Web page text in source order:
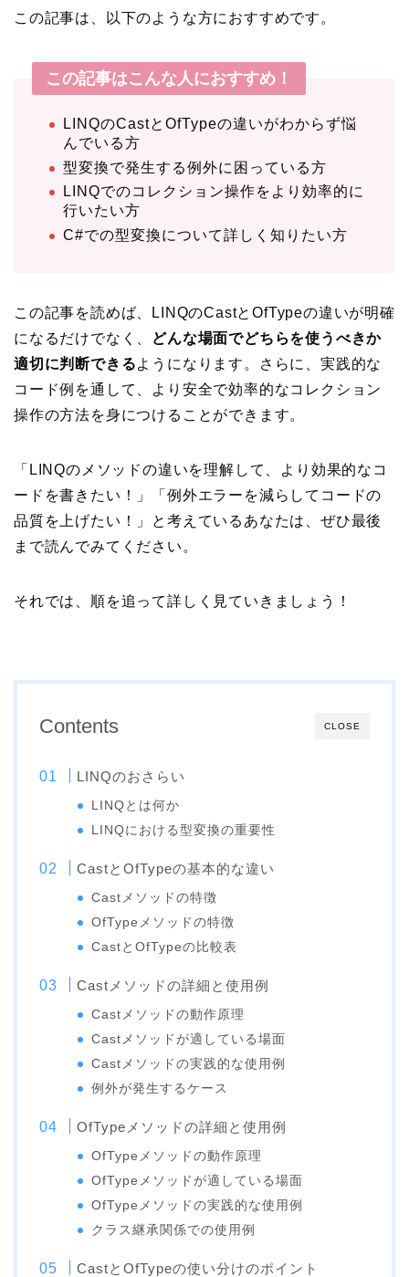
この記事は、以下のような方におすすめです。
この記事はこんな人におすすめ！
LINQのCastとOfTypeの違いがわからず悩
んでいる方
型変換で発生する例外に困っている方
LINQでのコレクション操作をより効率的に
行いたい方
C#での型変換について詳しく知りたい方
この記事を読めば、LINQのCastとOfTypeの違いが明確
になるだけでなく、
どんな場面でどちらを使うべきか
適切に判断できるようになります。さらに、実践的な
コード例を通して、より安全で効率的なコレクション
操作の方法を身につけることができます。
「LINQのメソッドの違いを理解して、より効果的なコ
ードを書きたい！」「例外エラーを減らしてコードの
品質を上げたい！」と考えているあなたは、ぜひ最後
まで読んでみてください。
それでは、順を追って詳しく見ていきましょう！
CLOSE
Contents
LINQのおさらい
LINQとは何か
LINQにおける型変換の重要性
CastとOfTypeの基本的な違い
Castメソッドの特徴
OfTypeメソッドの特徴
CastとOfTypeの比較表
Castメソッドの詳細と使用例
Castメソッドの動作原理
Castメソッドが適している場面
Castメソッドの実践的な使用例
例外が発生するケース
OfTypeメソッドの詳細と使用例
OfTypeメソッドの動作原理
OfTypeメソッドが適している場面
OfTypeメソッドの実践的な使用例
クラス継承関係での使用例
CastとOfTypeの使い分けのポイント